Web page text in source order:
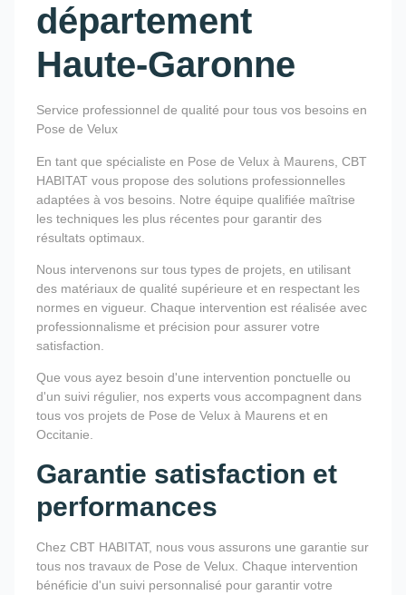
département
Haute-Garonne
Service professionnel de qualité pour tous vos besoins en
Pose de Velux
En tant que spécialiste en Pose de Velux à Maurens, CBT
HABITAT vous propose des solutions professionnelles
adaptées à vos besoins. Notre équipe qualifiée maîtrise
les techniques les plus récentes pour garantir des
résultats optimaux.
Nous intervenons sur tous types de projets, en utilisant
des matériaux de qualité supérieure et en respectant les
normes en vigueur. Chaque intervention est réalisée avec
professionnalisme et précision pour assurer votre
satisfaction.
Que vous ayez besoin d'une intervention ponctuelle ou
d'un suivi régulier, nos experts vous accompagnent dans
tous vos projets de Pose de Velux à Maurens et en
Occitanie.
Garantie satisfaction et
performances
Chez CBT HABITAT, nous vous assurons une garantie sur
tous nos travaux de Pose de Velux. Chaque intervention
bénéficie d'un suivi personnalisé pour garantir votre